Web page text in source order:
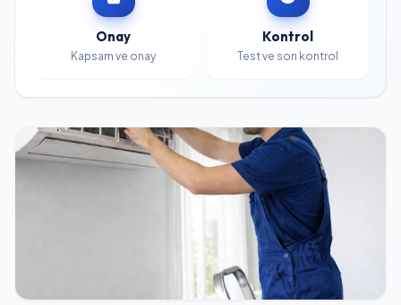
Onay
Kapsam ve onay
Kontrol
Test ve son kontrol